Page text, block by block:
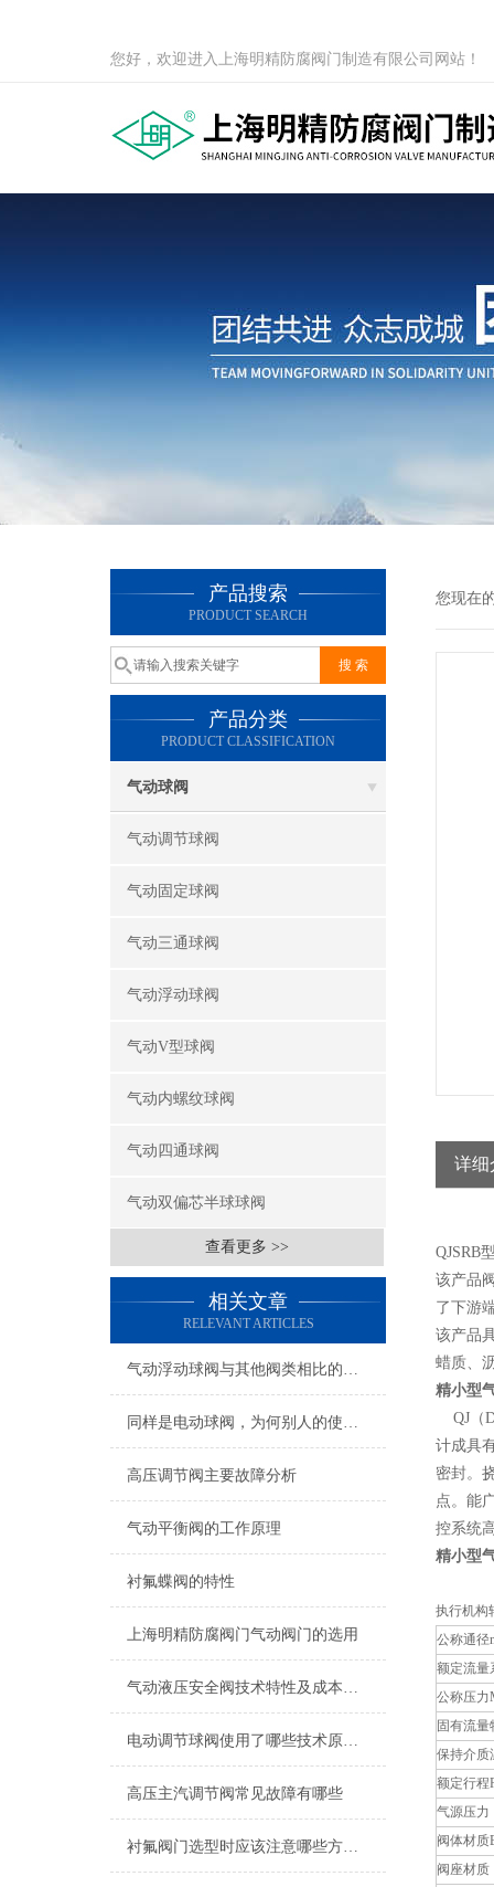
您好，欢迎进入上海明精防腐阀门制造有限公司网站！
产品搜索
PRODUCT SEARCH
产品分类
PRODUCT CLASSIFICATION
气动球阀
气动调节球阀
气动固定球阀
气动三通球阀
气动浮动球阀
气动V型球阀
气动内螺纹球阀
气动四通球阀
气动双偏芯半球球阀
查看更多 >>
相关文章
RELEVANT ARTICLES
气动浮动球阀与其他阀类相比的优势特征
同样是电动球阀，为何别人的使用寿命如此长？
高压调节阀主要故障分析
气动平衡阀的工作原理
衬氟蝶阀的特性
上海明精防腐阀门气动阀门的选用
气动液压安全阀技术特性及成本评估
电动调节球阀使用了哪些技术原理使其性能优异？
高压主汽调节阀常见故障有哪些
衬氟阀门选型时应该注意哪些方面？
您现在
详细
QJSRB
该产品
了下游
该产品
蜡质、
精小型
QJ（
计成具
密封。
点。能
控系统
精小型
公称通径
额定流量
公称压力
固有流量
保持介
额定行程
气源压力
阀体材质
阀座材质
执行机构